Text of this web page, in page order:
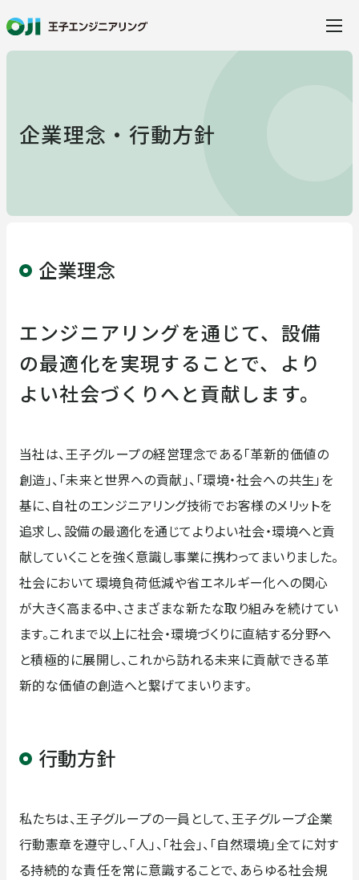
当社の特徴
フィールドサービス
企業情報
ごあいさつ 企業理念・行動方針
安全への取り組み
コンプライアンスへの取り
DXへの取り組み 会社概要
お知らせ お問い合わせ
企業理念・行動方針
企業理念
エンジニアリングを通じて、設備
の最適化を実現することで、より
よい社会づくりへと貢献します。
当社は、王子グループの経営理念である「革新的価値の
創造」、「未来と世界への貢献」、「環境・社会への共生」を
基に、自社のエンジニアリング技術でお客様のメリットを
追求し、設備の最適化を通じてよりよい社会・環境へと貢
献していくことを強く意識し事業に携わってまいりました。
社会において環境負荷低減や省エネルギー化への関心
が大きく高まる中、さまざまな新たな取り組みを続けてい
ます。これまで以上に社会・環境づくりに直結する分野へ
と積極的に展開し、これから訪れる未来に貢献できる革
新的な価値の創造へと繋げてまいります。
行動方針
私たちは、王子グループの一員として、王子グループ企業
行動憲章を遵守し、「人」、「社会」、「自然環境」全てに対す
る持続的な責任を常に意識することで、あらゆる社会規